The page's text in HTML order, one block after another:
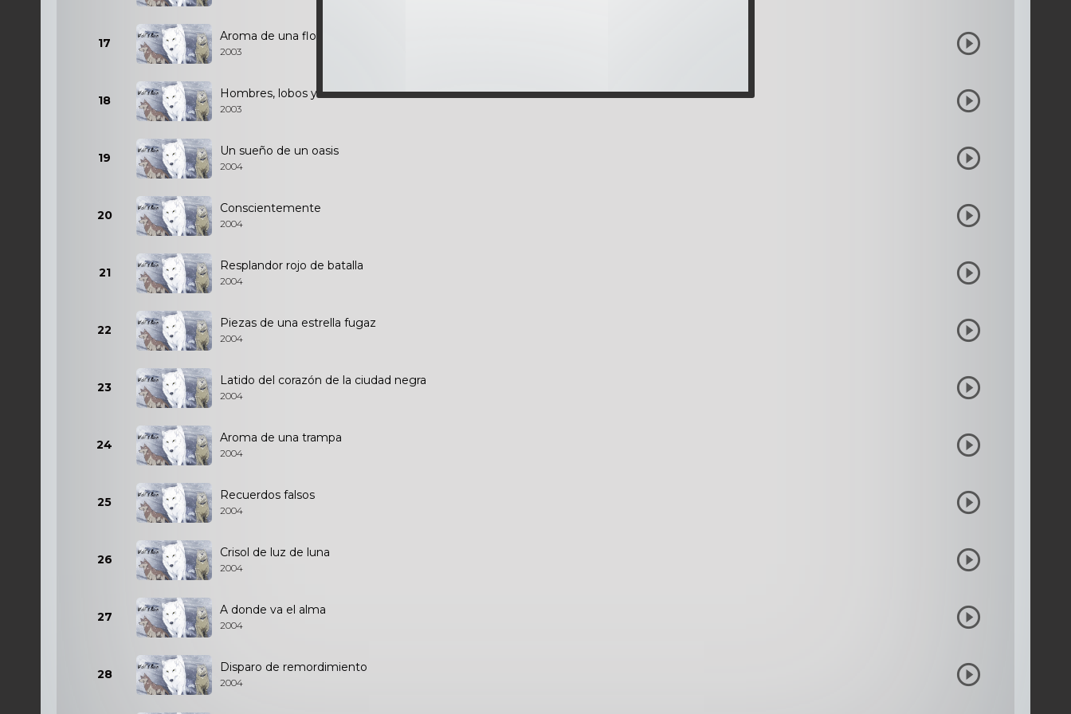
17 Aroma de una flor, sangre de lobo
2003
18 Hombres, lobos y el libro de la luna
2003
19 Un sueño de un oasis
2004
20 Conscientemente
2004
21 Resplandor rojo de batalla
2004
22 Piezas de una estrella fugaz
2004
23 Latido del corazón de la ciudad negra
2004
24 Aroma de una trampa
2004
25 Recuerdos falsos
2004
26 Crisol de luz de luna
2004
27 A donde va el alma
2004
28 Disparo de remordimiento
2004